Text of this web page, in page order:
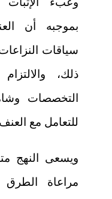
بموجبه أن
سياقات
ذلك،
التخصصات
للتعامل مع
ويسعى النهج
مراعاة